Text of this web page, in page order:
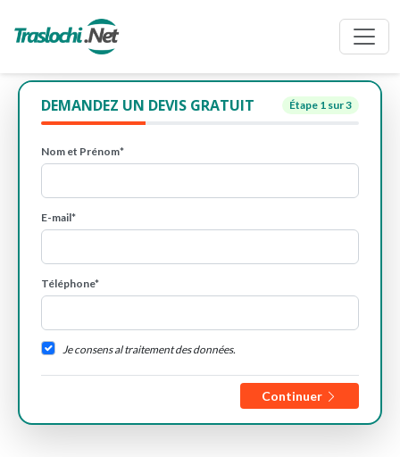
DEMANDEZ UN DEVIS GRATUIT Étape 1 sur 3
Nom et Prénom*
E-mail*
Téléphone*
Je consens al traitement des données.
Continuer